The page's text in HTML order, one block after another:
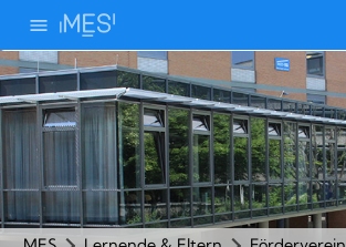
Interessierte
Lernende & Eltern
Betriebe & Partner
Kollegium
Weiter
InhaltWillkommen!
Unsere Schule
Bildungsangebote
Anmeldung & Stundenpläne
Cafeteria
Info-Veranstaltungen
MINT Aktivitäten
Lernplattformen und ePortfolio
Sport
Wettbewerbe
Studienfahrten
Hilfe & Beratung
Schülervertretung (E-Mail)
Schülerinnen- und Schülervertretung
Elternvertretung
Verantwortliche / Schulformen
Lernortkooperation
Partnerschaften
Förderverein
Förderer
Zertifizierung
Schulbroschüre
FAQ
MES-Kalender (Link)
q.wiki der MES (Link)
Stundenplanordner (Link)
Download
Ideen- und Beschwerdemanagement
Stimme Geschw.
Homepage durchsuchen nach: